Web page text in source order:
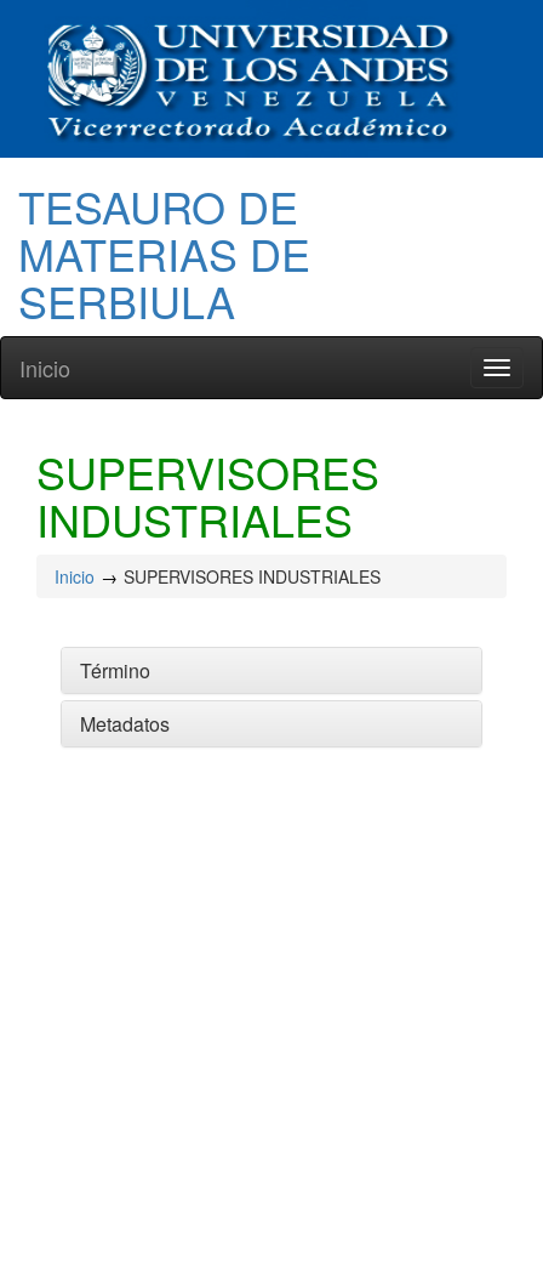
TESAURO DE
MATERIAS DE
SERBIULA
Inicio
SUPERVISORES
INDUSTRIALES
Inicio SUPERVISORES INDUSTRIALES
Término
Metadatos